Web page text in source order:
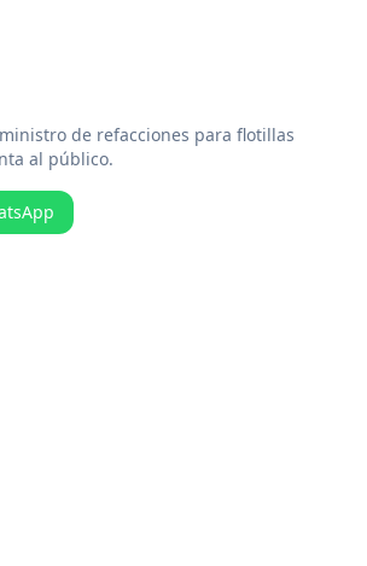
de refacciones para flotillas
al público.